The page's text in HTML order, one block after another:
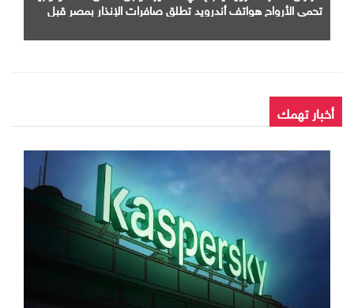
تحمي الأرواح هواتف أندرويد تطلق صافرات الإنذار بمصر قبل
أخبار تهمك